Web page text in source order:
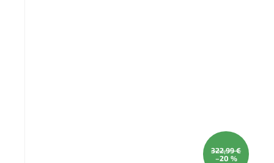
322,99 €
–20 %